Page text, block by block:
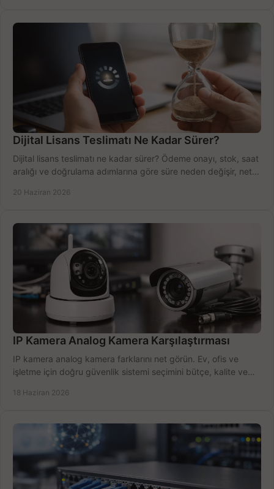
Dijital Lisans Teslimatı Ne Kadar Sürer?
Dijital lisans teslimatı ne kadar sürer? Ödeme onayı, stok, saat
aralığı ve doğrulama adımlarına göre süre neden değişir, net
20 Haziran 2026
IP Kamera Analog Kamera Karşılaştırması
IP kamera analog kamera farklarını net görün. Ev, ofis ve
işletme için doğru güvenlik sistemi seçimini bütçe, kalite ve
18 Haziran 2026